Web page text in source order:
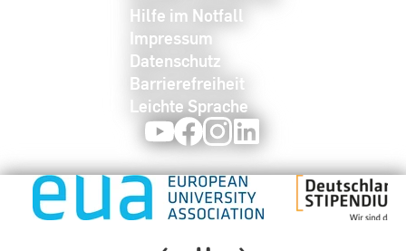
Hilfe im Notfall
Impressum
Datenschutz
Barrierefreiheit
Leichte Sprache
YoutubeFacebookInstagram